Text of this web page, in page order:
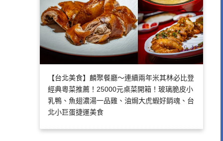
【台北美食】麟聚餐廳～連續兩年米其林必比登
經典粵菜推薦！25000元桌菜開箱！玻璃脆皮小
乳鴨、魚翅濃湯一品雞、油焗大虎蝦好銷魂、台
北小巨蛋捷運美食